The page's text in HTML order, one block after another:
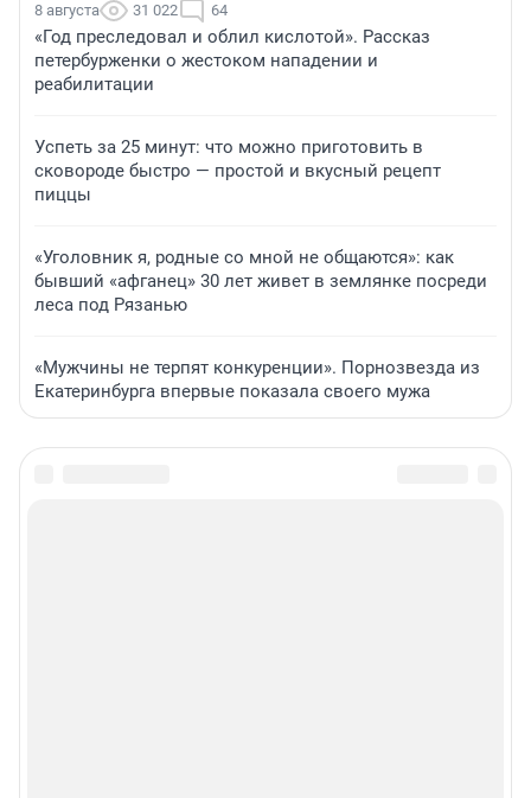
8 августа 31 022 64
«Год преследовал и облил кислотой». Рассказ
петербурженки о жестоком нападении и
реабилитации
Успеть за 25 минут: что можно приготовить в
сковороде быстро — простой и вкусный рецепт
пиццы
«Уголовник я, родные со мной не общаются»: как
бывший «афганец» 30 лет живет в землянке посреди
леса под Рязанью
«Мужчины не терпят конкуренции». Порнозвезда из
Екатеринбурга впервые показала своего мужа